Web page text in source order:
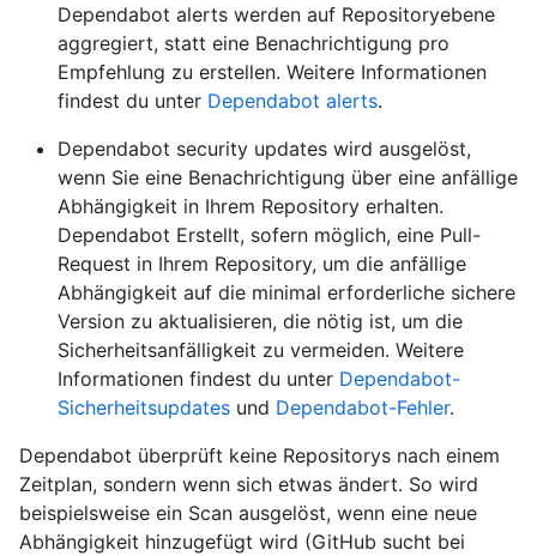
Dependabot alerts werden auf Repositoryebene
aggregiert, statt eine Benachrichtigung pro
Empfehlung zu erstellen. Weitere Informationen
findest du unter Dependabot alerts.
Dependabot security updates wird ausgelöst,
wenn Sie eine Benachrichtigung über eine anfällige
Abhängigkeit in Ihrem Repository erhalten.
Dependabot Erstellt, sofern möglich, eine Pull-
Request in Ihrem Repository, um die anfällige
Abhängigkeit auf die minimal erforderliche sichere
Version zu aktualisieren, die nötig ist, um die
Sicherheitsanfälligkeit zu vermeiden. Weitere
Informationen findest du unter Dependabot-
Sicherheitsupdates und Dependabot-Fehler.
Dependabot überprüft keine Repositorys nach einem
Zeitplan, sondern wenn sich etwas ändert. So wird
beispielsweise ein Scan ausgelöst, wenn eine neue
Abhängigkeit hinzugefügt wird (GitHub sucht bei